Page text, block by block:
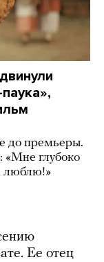
до премьеры.
«Мне глубоко
люблю!»
Ее отец